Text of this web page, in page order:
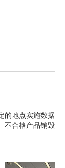
的地点实施数据
不合格产品销毁